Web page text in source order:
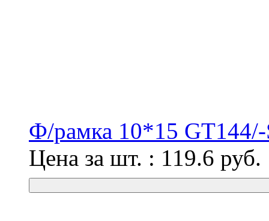
Ф/рамка 10*15 GT144/-
Цена за шт. : 119.6 руб.